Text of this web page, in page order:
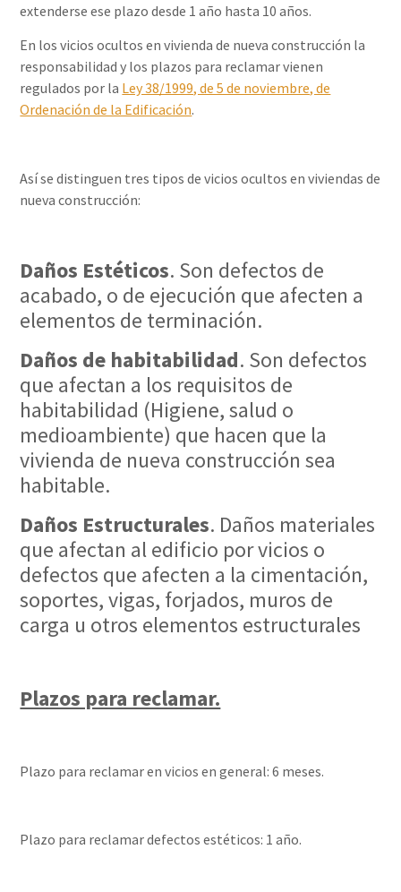
extenderse ese plazo desde 1 año hasta 10 años.
En los vicios ocultos en vivienda de nueva construcción la
responsabilidad y los plazos para reclamar vienen
regulados por la Ley 38/1999, de 5 de noviembre, de
Ordenación de la Edificación.
Así se distinguen tres tipos de vicios ocultos en viviendas de
nueva construcción:
Daños Estéticos. Son defectos de
acabado, o de ejecución que afecten a
elementos de terminación.
Daños de habitabilidad. Son defectos
que afectan a los requisitos de
habitabilidad (Higiene, salud o
medioambiente) que hacen que la
vivienda de nueva construcción sea
habitable.
Daños Estructurales. Daños materiales
que afectan al edificio por vicios o
defectos que afecten a la cimentación,
soportes, vigas, forjados, muros de
carga u otros elementos estructurales
Plazos para reclamar.
Plazo para reclamar en vicios en general: 6 meses.
Plazo para reclamar defectos estéticos: 1 año.